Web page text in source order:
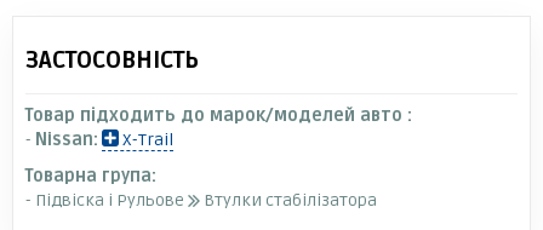
ЗАСТОСОВНІСТЬ
Товар підходить до марок/моделей авто :
- Nissan:
X-Trail
Товарна група:
- Підвіска і Рульове
Втулки стабілізатора